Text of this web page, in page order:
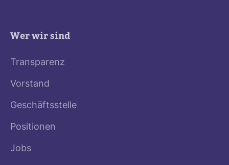
Wer wir sind
Transparenz
Vorstand
Geschäftsstelle
Positionen
Jobs